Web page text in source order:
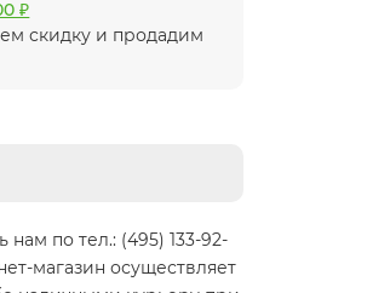
₽
скидку и продадим
по тел.: (495) 133-92-
магазин осуществляет